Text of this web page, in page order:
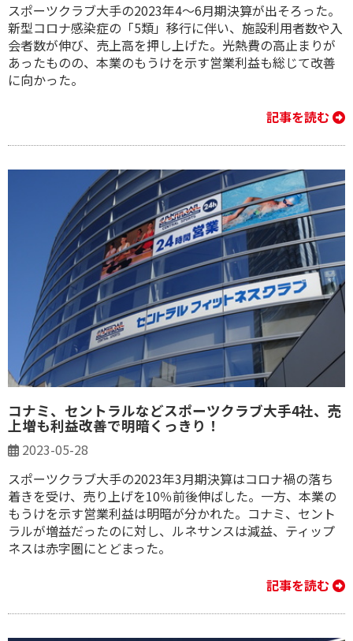
スポーツクラブ大手の2023年4～6月期決算が出そろった。
新型コロナ感染症の「5類」移行に伴い、施設利用者数や入
会者数が伸び、売上高を押し上げた。光熱費の高止まりが
あったものの、本業のもうけを示す営業利益も総じて改善
に向かった。
記事を読む
コナミ、セントラルなどスポーツクラブ大手4社、売
上増も利益改善で明暗くっきり！
2023-05-28
スポーツクラブ大手の2023年3月期決算はコロナ禍の落ち
着きを受け、売り上げを10％前後伸ばした。一方、本業の
もうけを示す営業利益は明暗が分かれた。コナミ、セント
ラルが増益だったのに対し、ルネサンスは減益、ティップ
ネスは赤字圏にとどまった。
記事を読む